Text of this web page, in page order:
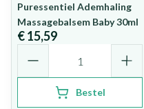
Puressentiel Ademhaling
Massagebalsem Baby 30ml
€ 15,59
Bestel